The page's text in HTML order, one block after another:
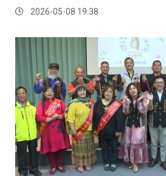
母作為典範，即便是自己作為職業婦
倫常的維繫，仍是她堅持守住的一環。
2026-05-08 19:38